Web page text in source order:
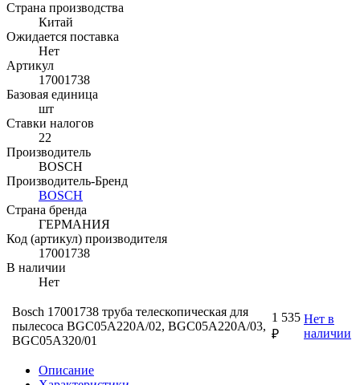
Страна производства
Китай
Ожидается поставка
Нет
Артикул
17001738
Базовая единица
шт
Ставки налогов
22
Производитель
BOSCH
Производитель-Бренд
BOSCH
Страна бренда
ГЕРМАНИЯ
Код (артикул) производителя
17001738
В наличии
Нет
Bosch 17001738 труба телескопическая для
пылесоса BGC05A220A/02, BGC05A220A/03,
BGC05A320/01
1 535
₽
Нет в
наличии
Описание